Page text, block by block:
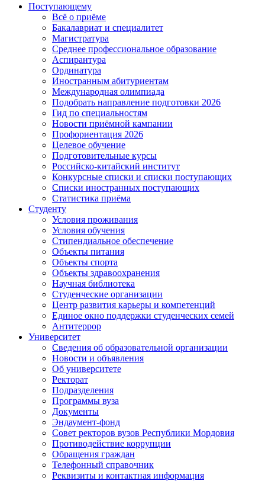
Поступающему
Всё о приёме
Бакалавриат и специалитет
Магистратура
Среднее профессиональное образование
Аспирантура
Ординатура
Иностранным абитуриентам
Международная олимпиада
Подобрать направление подготовки 2026
Гид по специальностям
Новости приёмной кампании
Профориентация 2026
Целевое обучение
Подготовительные курсы
Российско-китайский институт
Конкурсные списки и списки поступающих
Списки иностранных поступающих
Статистика приёма
Студенту
Условия проживания
Условия обучения
Стипендиальное обеспечение
Объекты питания
Объекты спорта
Объекты здравоохранения
Научная библиотека
Студенческие организации
Центр развития карьеры и компетенций
Единое окно поддержки студенческих семей
Антитеррор
Университет
Сведения об образовательной организации
Новости и объявления
Об университете
Ректорат
Подразделения
Программы вуза
Документы
Эндаумент-фонд
Совет ректоров вузов Республики Мордовия
Противодействие коррупции
Обращения граждан
Телефонный справочник
Реквизиты и контактная информация